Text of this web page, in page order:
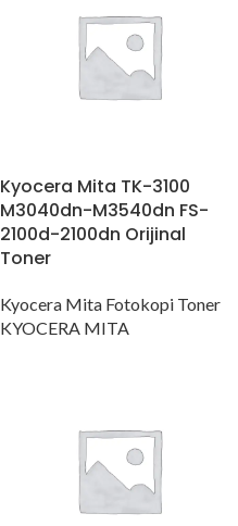
Kyocera Mita TK-3100
M3040dn-M3540dn FS-
2100d-2100dn Orijinal
Toner
Kyocera Mita Fotokopi Toner
KYOCERA MITA